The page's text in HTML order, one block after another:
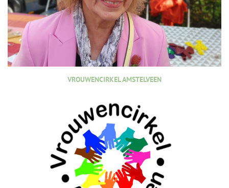
VROUWENCIRKEL AMSTELVEEN